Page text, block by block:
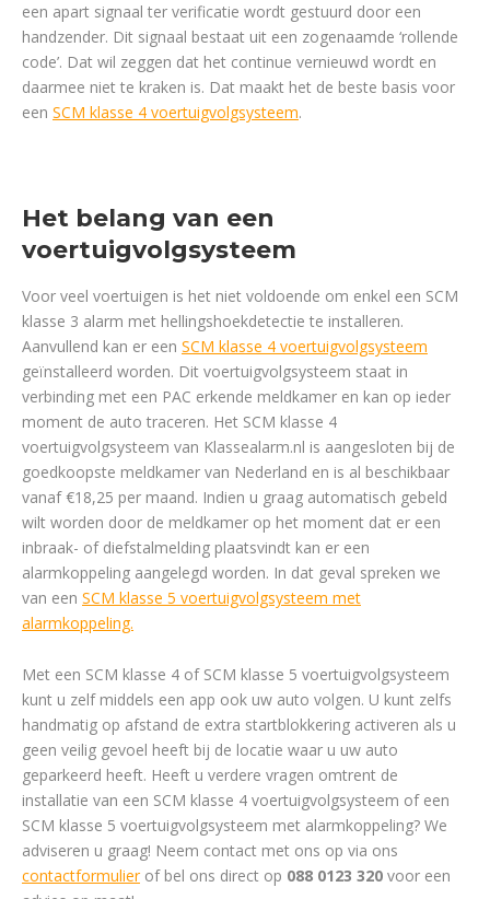
een apart signaal ter verificatie wordt gestuurd door een
handzender. Dit signaal bestaat uit een zogenaamde ‘rollende
code’. Dat wil zeggen dat het continue vernieuwd wordt en
daarmee niet te kraken is. Dat maakt het de beste basis voor
een SCM klasse 4 voertuigvolgsysteem.
Het belang van een
voertuigvolgsysteem
Voor veel voertuigen is het niet voldoende om enkel een SCM
klasse 3 alarm met hellingshoekdetectie te installeren.
Aanvullend kan er een SCM klasse 4 voertuigvolgsysteem
geïnstalleerd worden. Dit voertuigvolgsysteem staat in
verbinding met een PAC erkende meldkamer en kan op ieder
moment de auto traceren. Het SCM klasse 4
voertuigvolgsysteem van Klassealarm.nl is aangesloten bij de
goedkoopste meldkamer van Nederland en is al beschikbaar
vanaf €18,25 per maand. Indien u graag automatisch gebeld
wilt worden door de meldkamer op het moment dat er een
inbraak- of diefstalmelding plaatsvindt kan er een
alarmkoppeling aangelegd worden. In dat geval spreken we
van een SCM klasse 5 voertuigvolgsysteem met
alarmkoppeling.
Met een SCM klasse 4 of SCM klasse 5 voertuigvolgsysteem
kunt u zelf middels een app ook uw auto volgen. U kunt zelfs
handmatig op afstand de extra startblokkering activeren als u
geen veilig gevoel heeft bij de locatie waar u uw auto
geparkeerd heeft. Heeft u verdere vragen omtrent de
installatie van een SCM klasse 4 voertuigvolgsysteem of een
SCM klasse 5 voertuigvolgsysteem met alarmkoppeling? We
adviseren u graag! Neem contact met ons op via ons
contactformulierof bel ons direct op 088 0123 320 voor een